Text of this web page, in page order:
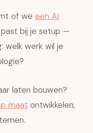
of we een AI
bij je setup —
welk werk wil je
laten bouwen?
maat ontwikkelen,